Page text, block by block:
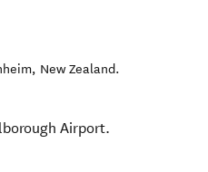
, New Zealand.
Airport.